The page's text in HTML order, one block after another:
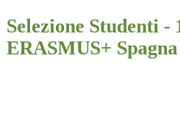
Selezione Studenti -
ERASMUS+ Spagna